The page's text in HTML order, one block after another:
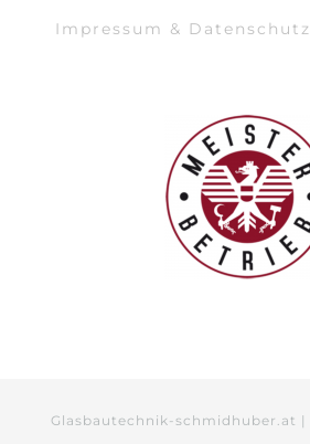
Impressum & Datenschutz
Glasbautechnik-schmidhuber.at |